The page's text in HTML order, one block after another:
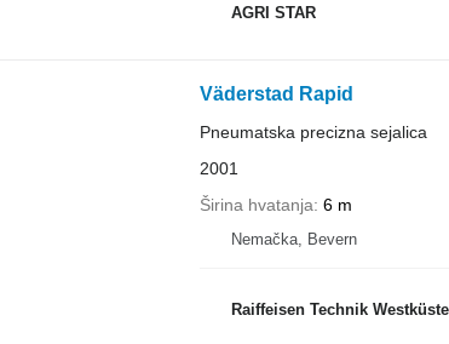
AGRI STAR
Väderstad Rapid
Pneumatska precizna sejalica
2001
Širina hvatanja 6 m
Nemačka, Bevern
Raiffeisen Technik